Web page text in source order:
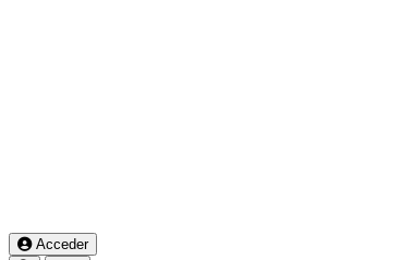
Acceder